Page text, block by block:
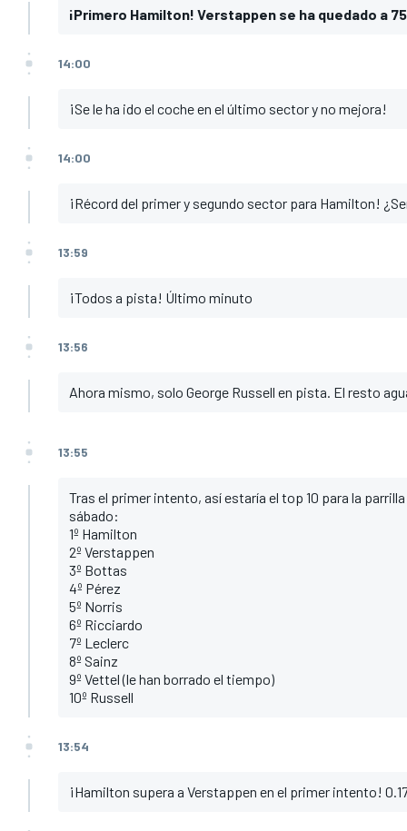
¡Primero Hamilton! Verstappen se ha quedado a
14:00
¡Se le ha ido el coche en el último sector y no mejora!
14:00
¡Récord del primer y segundo sector para Hamilton!
13:59
¡Todos a pista! Último minuto
13:56
Ahora mismo, solo George Russell en pista. El resto
13:55
Tras el primer intento, así estaría el top 10 para la
sábado:
1º Hamilton
2º Verstappen
3º Bottas
4º Pérez
5º Norris
6º Ricciardo
7º Leclerc
8º Sainz
9º Vettel (le han borrado el tiempo)
10º Russell
13:54
¡Hamilton supera a Verstappen en el primer intento!